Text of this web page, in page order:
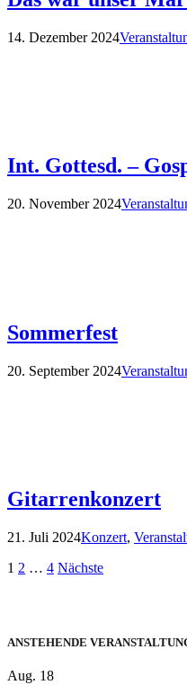
14. Dezember 2024
Int. Gottesd. –
20. November 2024
Sommerfest
20. September 2024
Gitarrenkonzert
21. Juli 2024Konzert,
1 2 … 4 Nächste
ANSTEHENDE
Aug. 18